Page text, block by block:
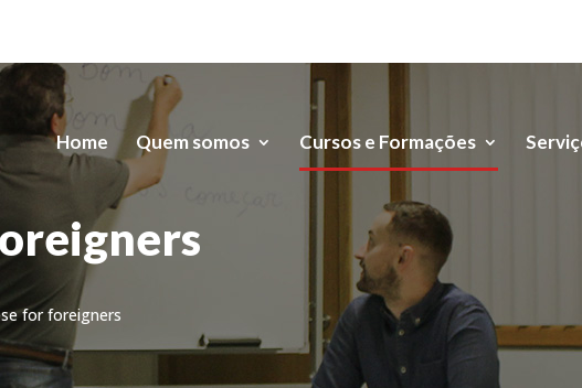
Home Quem somos Cursos e Formações
for foreigners